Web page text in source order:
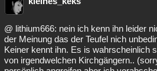
@ lithium666: nein ich kenn ihn leider
der Meinung das der Teufel nich
Keiner kennt ihn. Es is wahrscheinlich
von irgendwelchen Kirchgängern..